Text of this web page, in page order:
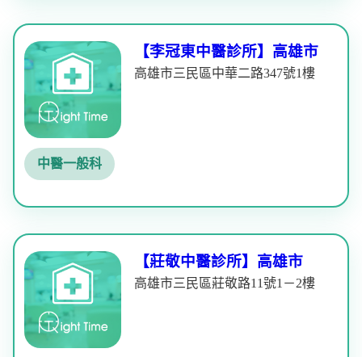
【李冠東中醫診所】高雄市
高雄市三民區中華二路347號1樓
中醫一般科
【莊敬中醫診所】高雄市
高雄市三民區莊敬路11號1－2樓